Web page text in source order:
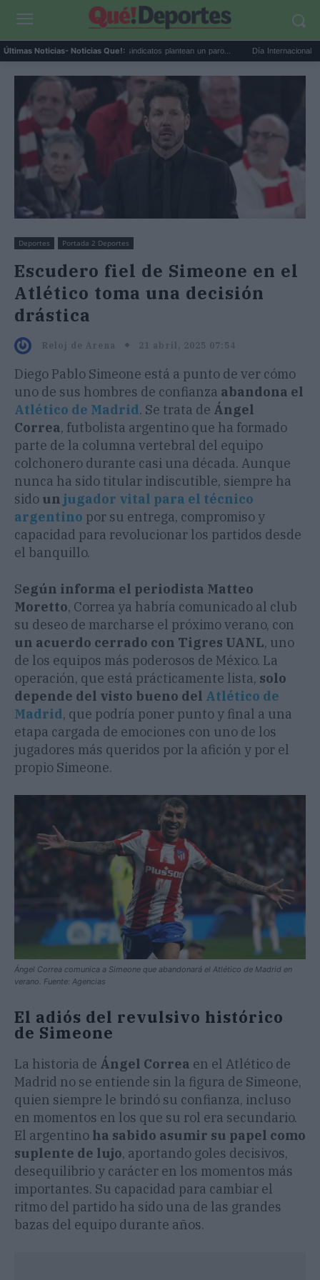
Últimas Noticias- Noticias Que!:
Huelga de médicos: los sindicatos plantean un paro... Día Internacional de la
Deportes Portada 2 Deportes
Escudero fiel de Simeone en el
Atlético toma una decisión
drástica
Reloj de Arena 21 abril, 2025 07:54
Diego Pablo Simeone está a punto de ver cómo
uno de sus hombres de confianza abandona el
Atlético de Madrid. Se trata de Ángel
Correa, futbolista argentino que ha formado
parte de la columna vertebral del equipo
colchonero durante casi una década. Aunque
nunca ha sido titular indiscutible, siempre ha
sido un jugador vital para el técnico
argentino por su entrega, compromiso y
capacidad para revolucionar los partidos desde
el banquillo.
Según informa el periodista Matteo
Moretto, Correa ya habría comunicado al club
su deseo de marcharse el próximo verano, con
un acuerdo cerrado con Tigres UANL, uno
de los equipos más poderosos de México. La
operación, que está prácticamente lista, solo
depende del visto bueno del Atlético de
Madrid, que podría poner punto y final a una
etapa cargada de emociones con uno de los
jugadores más queridos por la afición y por el
propio Simeone.
Ángel Correa comunica a Simeone que abandonará el Atlético de Madrid en
verano. Fuente: Agencias
El adiós del revulsivo histórico
de Simeone
La historia de Ángel Correa en el Atlético de
Madrid no se entiende sin la figura de Simeone,
quien siempre le brindó su confianza, incluso
en momentos en los que su rol era secundario.
El argentino ha sabido asumir su papel como
suplente de lujo, aportando goles decisivos,
desequilibrio y carácter en los momentos más
importantes. Su capacidad para cambiar el
ritmo del partido ha sido una de las grandes
bazas del equipo durante años.